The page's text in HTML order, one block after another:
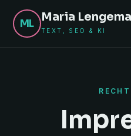
ML Maria
TEXT, SEO & KI